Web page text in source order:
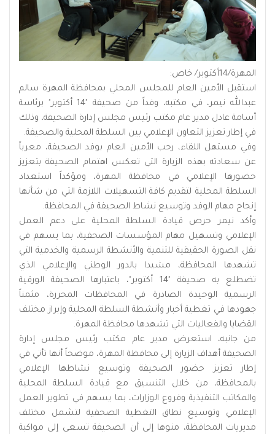
المهرة/14أكتوبر/ خاص:
استقبل الأمين العام للمجلس المحلي بمحافظة المهرة سالم
عبدالله نيمر، في مكتبه، وفداً من صحيفة "14 أكتوبر" برئاسة
أسامة عادل مدير عام مكتب رئيس مجلس إدارة الصحيفة، وذلك
في إطار تعزيز التعاون الإعلامي بين السلطة المحلية والصحيفة.
وفي مستهل اللقاء، رحب الأمين العام بوفد الصحيفة، معرباً
عن سعادته بهذه الزيارة التي تعكس اهتمام الصحيفة بتعزيز
حضورها الإعلامي في محافظة المهرة، ومؤكداً استعداد
السلطة المحلية لتقديم كافة التسهيلات اللازمة التي من شأنها
إنجاح مهام الوفد وتوسيع نشاط الصحيفة في المحافظة.
وأكد نيمر حرص قيادة السلطة المحلية على دعم العمل
الإعلامي وتسهيل مهام المؤسسات الصحفية، بما يسهم في
نقل الصورة الحقيقية للتنمية والأنشطة الرسمية والخدمية التي
تشهدها المحافظة، مشيدا بالدور الوطني والإعلامي الذي
تضطلع به صحيفة "14 أكتوبر"، باعتبارها الصحيفة الورقية
الرسمية الوحيدة الصادرة في المحافظات المحررة، مثمناً
جهودها في تغطية أخبار وأنشطة السلطة المحلية وإبراز مختلف
القضايا والفعاليات التي تشهدها محافظة المهرة.
من جانبه، استعرض مدير عام مكتب رئيس مجلس إدارة
الصحيفة أهداف الزيارة إلى محافظة المهرة، موضحاً أنها تأتي في
إطار تعزيز حضور الصحيفة وتوسيع نشاطها الإعلامي
بالمحافظة، من خلال التنسيق مع قيادة السلطة المحلية
والمكاتب التنفيذية وفروع الوزارات، بما يسهم في تطوير العمل
الإعلامي وتوسيع نطاق التغطية الصحفية لتشمل مختلف
مديريات المحافظة، منوها إلى أن الصحيفة تسعى إلى مواكبة